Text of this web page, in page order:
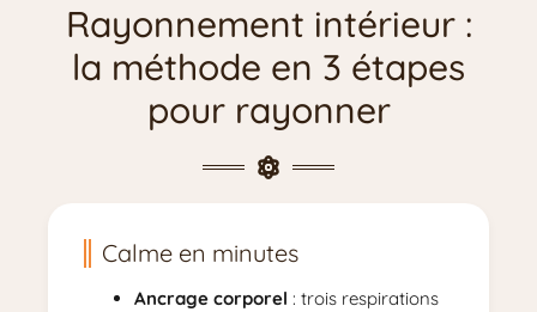
Rayonnement intérieur :
la méthode en 3 étapes
pour rayonner
Calme en minutes
Ancrage corporel : trois respirations